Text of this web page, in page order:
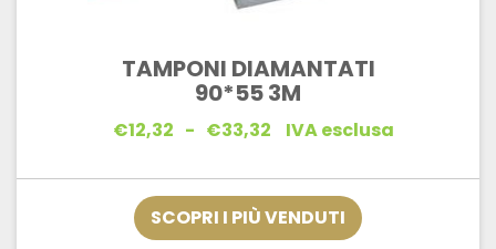
TAMPONI DIAMANTATI
90*55 3M
€12,32 - €33,32Fascia
di
da
€12,32
a
€33,32
IVA esclusa
SCOPRI I PIÙ VENDUTI